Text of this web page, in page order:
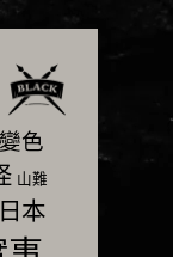
色
山難
日本